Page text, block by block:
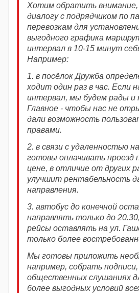
Хотим обратить
диалогу с подрядчиком по
перевозкам для
выгодного графика
интервал в 10-15 минут
Например:
1. в посёлок Дружба
ходит один раз в час. Если
интервал, мы будем рады
Главное - чтобы нас не
дали возможность
правами.
2. в связи с удаленностью
готовы оплачивать проезд
цене, в отличие от других
улучшит рентабельность
направления.
3. автобус до конечной
направлять только до
рейсы оставлять на ул.
только более
Мы готовы приложить
например, собрать
общественных слушаниях
более выгодных условий